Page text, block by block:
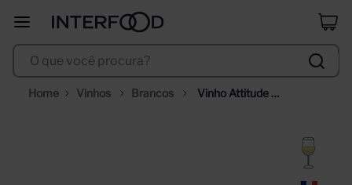
O que você procura?
Vinhos Brancos
Vinho Attitude
º duff
corpus astral
10ºselección